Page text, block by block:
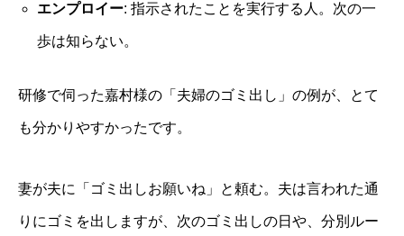
エンプロイー: 指示されたことを実行する人。次の一
歩は知らない。
研修で伺った嘉村様の「夫婦のゴミ出し」の例が、とて
も分かりやすかったです。
妻が夫に「ゴミ出しお願いね」と頼む。夫は言われた通
りにゴミを出しますが、次のゴミ出しの日や、分別ルー